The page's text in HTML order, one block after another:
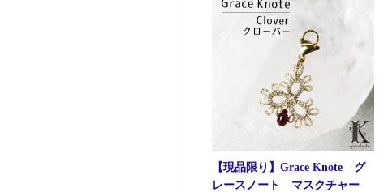
【現品限り】Grace Knote グ
レースノート マスクチャー